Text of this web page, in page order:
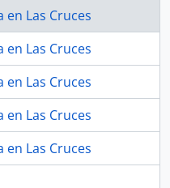
en Las Cruces
en Las Cruces
en Las Cruces
en Las Cruces
en Las Cruces